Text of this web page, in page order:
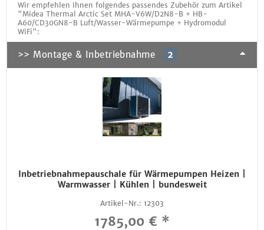
Wir empfehlen Ihnen folgendes passendes Zubehör zum Artikel
"Midea Thermal Arctic Set MHA-V6W/D2N8-B + HB-
A60/CD30GN8-B Luft/Wasser-Wärmepumpe + Hydromodul
WiFi":
>> Montage & Inbetriebnahme 2
Inbetriebnahmepauschale für Wärmepumpen Heizen |
Warmwasser | Kühlen | bundesweit
Artikel-Nr.: 12303
1785,00 € *